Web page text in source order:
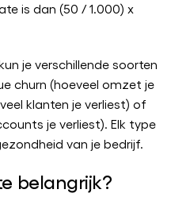
is dan (50 / 1.000) x
je verschillende soorten
churn (hoeveel omzet je
klanten je verliest) of
je verliest). Elk type
van je bedrijf.
belangrijk?